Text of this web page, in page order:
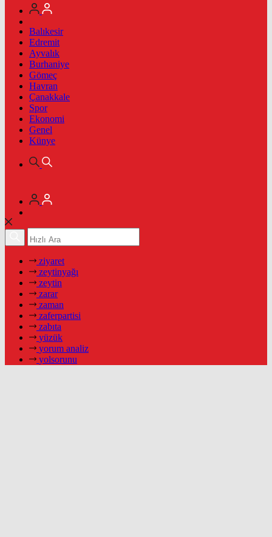
Balıkesir
Edremit
Ayvalık
Burhaniye
Gömeç
Havran
Çanakkale
Spor
Ekonomi
Genel
Künye
ziyaret
zeytinyağı
zeytin
zarar
zaman
zaferpartisi
zabıta
yüzük
yorum analiz
yolsorunu